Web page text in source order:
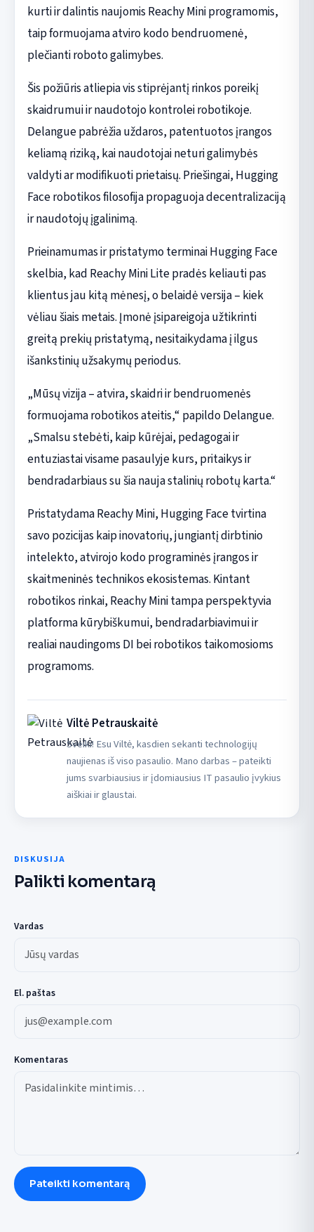
kurti ir dalintis naujomis Reachy Mini programomis,
taip formuojama atviro kodo bendruomenė,
plečianti roboto galimybes.
Šis požiūris atliepia vis stiprėjantį rinkos poreikį
skaidrumui ir naudotojo kontrolei robotikoje.
Delangue pabrėžia uždaros, patentuotos įrangos
keliamą riziką, kai naudotojai neturi galimybės
valdyti ar modifikuoti prietaisų. Priešingai, Hugging
Face robotikos filosofija propaguoja decentralizaciją
ir naudotojų įgalinimą.
Prieinamumas ir pristatymo terminai Hugging Face
skelbia, kad Reachy Mini Lite pradės keliauti pas
klientus jau kitą mėnesį, o belaidė versija – kiek
vėliau šiais metais. Įmonė įsipareigoja užtikrinti
greitą prekių pristatymą, nesitaikydama į ilgus
išankstinių užsakymų periodus.
„Mūsų vizija – atvira, skaidri ir bendruomenės
formuojama robotikos ateitis,“ papildo Delangue.
„Smalsu stebėti, kaip kūrėjai, pedagogai ir
entuziastai visame pasaulyje kurs, pritaikys ir
bendradarbiaus su šia nauja stalinių robotų karta.“
Pristatydama Reachy Mini, Hugging Face tvirtina
savo pozicijas kaip inovatorių, jungiantį dirbtinio
intelekto, atvirojo kodo programinės įrangos ir
skaitmeninės technikos ekosistemas. Kintant
robotikos rinkai, Reachy Mini tampa perspektyvia
platforma kūrybiškumui, bendradarbiavimui ir
realiai naudingoms DI bei robotikos taikomosioms
programoms.
Viltė Petrauskaitė
Sveiki! Esu Viltė, kasdien sekanti technologijų
naujienas iš viso pasaulio. Mano darbas – pateikti
jums svarbiausius ir įdomiausius IT pasaulio įvykius
aiškiai ir glaustai.
DISKUSIJA
Palikti komentarą
Vardas
El. paštas
Komentaras
Pateikti komentarą